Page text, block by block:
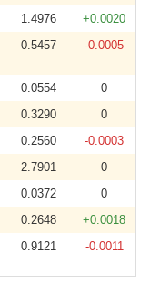
1.4976
+0.0020
0.5457 -0.0005
0.0554
0
0.3290
0
0.2560
-0.0003
2.7901
0
0.0372
0
0.2648
+0.0018
0.9121 -0.0011